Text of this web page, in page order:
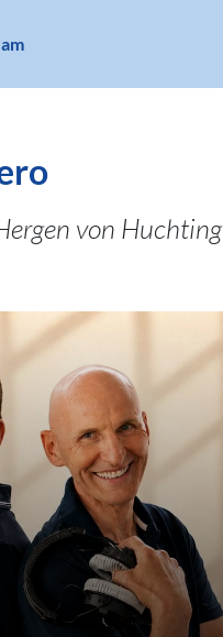
von Huchting